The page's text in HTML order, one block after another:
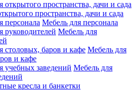
пространства, дачи и сада
Мебель для персонала
Мебель для
Мебель для
и кафе
Мебель для